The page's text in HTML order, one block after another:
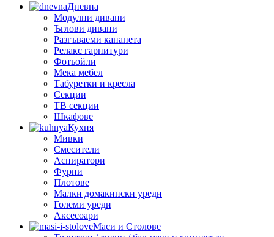
Дневна
Модулни дивани
Ъглови дивани
Разгъваеми канапета
Релакс гарнитури
Фотьойли
Мека мебел
Табуретки и кресла
Секции
ТВ секции
Шкафове
Кухня
Мивки
Смесители
Аспиратори
Фурни
Плотове
Малки домакински уреди
Големи уреди
Аксесоари
Маси и Столове